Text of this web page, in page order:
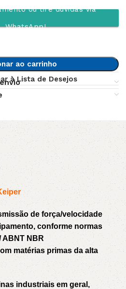
ou tire dúvidas via
WhatsApp!
ao carrinho
à Lista de Desejos
de força/velocidade
conforme normas
ABNT NBR
matérias primas da alta
industriais em geral,